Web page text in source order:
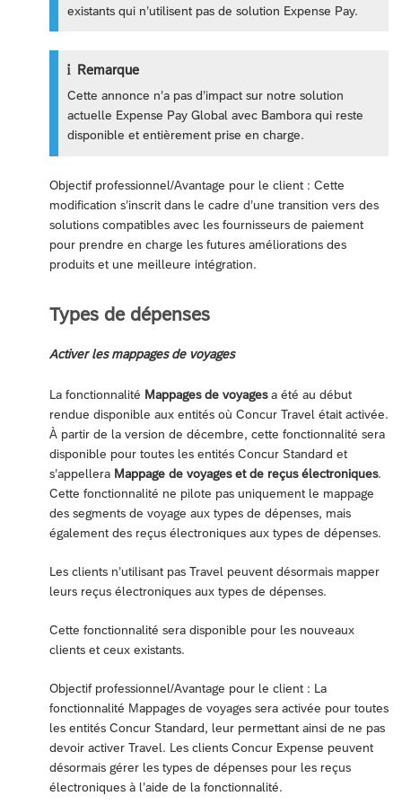
existants qui n’utilisent pas de solution Expense Pay.
Remarque
Cette annonce n’a pas d’impact sur notre solution
actuelle Expense Pay Global avec Bambora qui reste
disponible et entièrement prise en charge.
Objectif professionnel/Avantage pour le client : Cette
modification s’inscrit dans le cadre d’une transition vers des
solutions compatibles avec les fournisseurs de paiement
pour prendre en charge les futures améliorations des
produits et une meilleure intégration.
Types de dépenses
Activer les mappages de voyages
La fonctionnalité Mappages de voyagesa été au début
rendue disponible aux entités où Concur Travel était activée.
À partir de la version de décembre, cette fonctionnalité sera
disponible pour toutes les entités Concur Standard et
s’appellera Mappage de voyages et de reçus électroniques.
Cette fonctionnalité ne pilote pas uniquement le mappage
des segments de voyage aux types de dépenses, mais
également des reçus électroniques aux types de dépenses.
Les clients n’utilisant pas Travel peuvent désormais mapper
leurs reçus électroniques aux types de dépenses.
Cette fonctionnalité sera disponible pour les nouveaux
clients et ceux existants.
Objectif professionnel/Avantage pour le client : La
fonctionnalité Mappages de voyages sera activée pour toutes
les entités Concur Standard, leur permettant ainsi de ne pas
devoir activer Travel. Les clients Concur Expense peuvent
désormais gérer les types de dépenses pour les reçus
électroniques à l’aide de la fonctionnalité.